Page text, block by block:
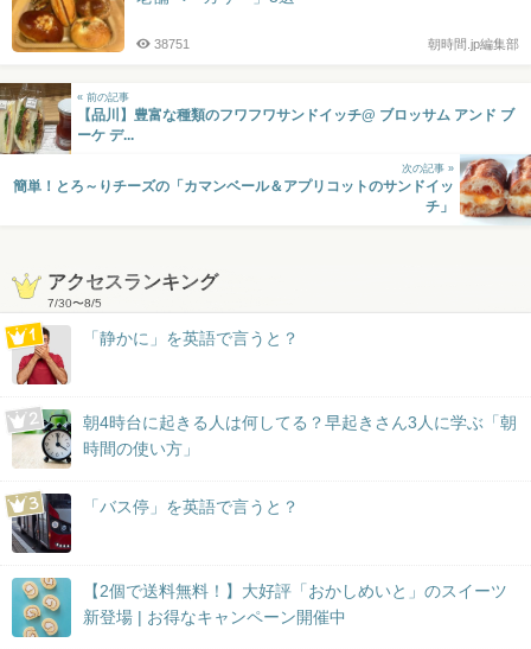
朝時間.jp編集部
38751
« 前の記事
【品川】豊富な種類のフワフワサンドイッチ@ ブロッサム アンド ブ
ーケ デ...
次の記事 »
簡単！とろ～りチーズの「カマンベール＆アプリコットのサンドイッ
チ」
アクセスランキング
7/30〜8/5
「静かに」を英語で言うと？
朝4時台に起きる人は何してる？早起きさん3人に学ぶ「朝
時間の使い方」
「バス停」を英語で言うと？
【2個で送料無料！】大好評「おかしめいと」のスイーツ
新登場 | お得なキャンペーン開催中